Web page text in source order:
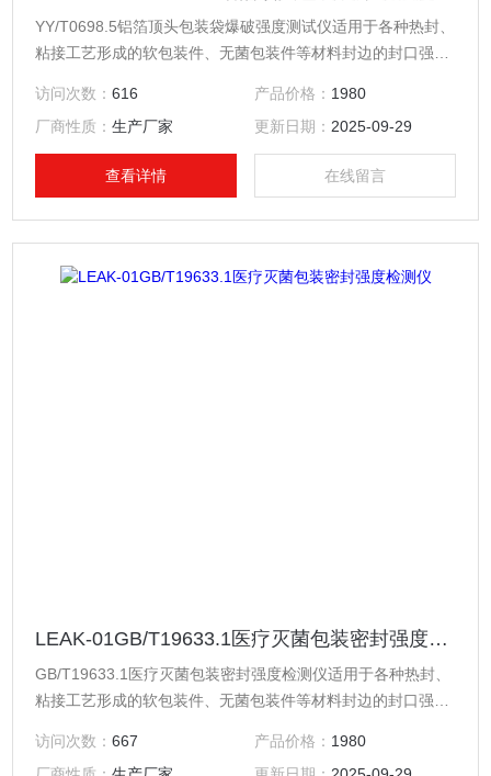
YY/T0698.5铝箔顶头包装袋爆破强度测试仪适用于各种热封、
粘接工艺形成的软包装件、无菌包装件等材料封边的封口强
定，各种塑料防盗瓶盖密封性能的量化测定，各种软管整体密
封性能、耐压强度、帽体连接强度、脱扣强度、热封边封口强
度、扎接强度等指标的量化测定以及其它密封件的气密性测
访问次数：616 产品价格： 1980
厂商性质：生产厂家 更新日期： 2025-09-29
查看详情 在线留言
LEAK-01GB/T19633.1医疗灭菌包装密封强度检测仪
GB/T19633.1医疗灭菌包装密封强度检测仪适用于各种热封、
粘接工艺形成的软包装件、无菌包装件等材料封边的封口强
定，各种塑料防盗瓶盖密封性能的量化测定，各种软管整体密
访问次数：667 产品价格： 1980